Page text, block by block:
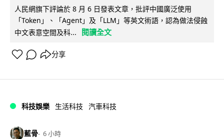
人民網旗下評論於 8 月 6 日發表文章，批評中國廣泛使用
「Token」、「Agent」及「LLM」等英文術語，認為做法侵蝕
中文表意空間及科...
閱讀全文
分享
科技娛樂 生活科技 汽車科技
藍骨 6 小時